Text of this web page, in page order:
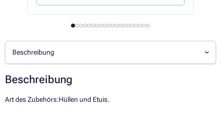
Beschreibung
Beschreibung
Art des Zubehörs:Hüllen und Etuis.